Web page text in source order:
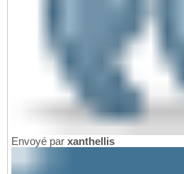
Envoyé par xanthellis